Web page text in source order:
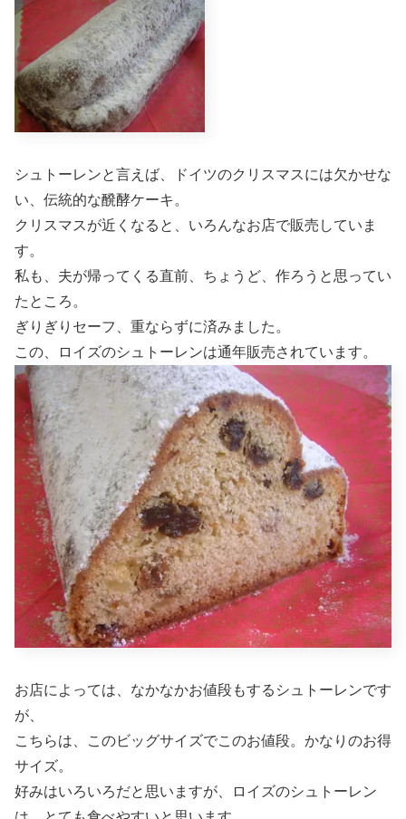
シュトーレンと言えば、ドイツのクリスマスには欠かせな
い、伝統的な醗酵ケーキ。
クリスマスが近くなると、いろんなお店で販売していま
す。
私も、夫が帰ってくる直前、ちょうど、作ろうと思ってい
たところ。
ぎりぎりセーフ、重ならずに済みました。
この、ロイズのシュトーレンは通年販売されています。
お店によっては、なかなかお値段もするシュトーレンです
が、
こちらは、このビッグサイズでこのお値段。かなりのお得
サイズ。
好みはいろいろだと思いますが、ロイズのシュトーレン